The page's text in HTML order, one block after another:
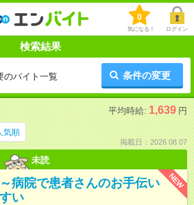
0
気になる！ ログイン
検索結果
のバイト一覧 条件の変更
平均時給: 1,639 円
気順
掲載日：2026.08.07
未読
NEW
病院で患者さんのお手伝い
い